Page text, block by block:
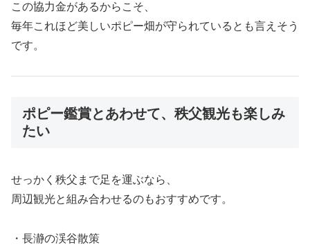
この協力金があるからこそ、
毎年これほど美しいポピー畑が守られているとも言えそう
です。
ポピー鑑賞とあわせて、秩父観光も楽しみ
たい
せっかく秩父まで足を運ぶなら、
周辺観光と組み合わせるのもおすすめです。
・長瀞の渓谷散策